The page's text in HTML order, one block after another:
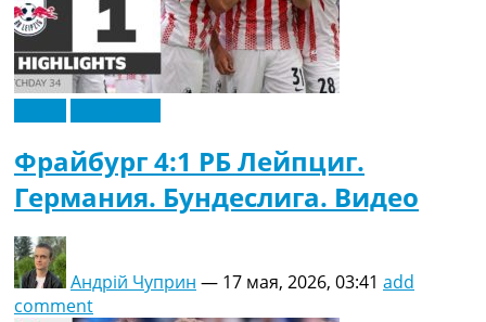
Главная
Новости футбола
Видео
Трансферы
Новости футбола Украины
Последние комментарии
Конкурс прогнозов
Логин
Рейтинги
Турниры
Чемпионат Мира
Фрайбург 4:1 РБ Лейпциг.
Германия. Бундеслига. Видео
Андрій Чуприн — 17 мая, 2026, 03:41 add
comment